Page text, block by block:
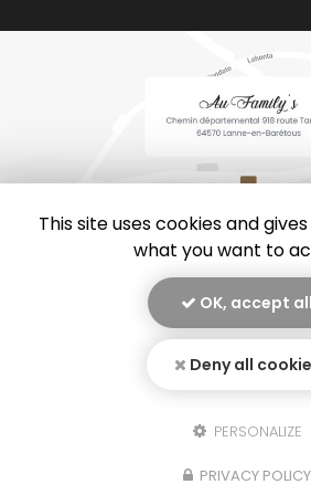
En savoir +
Notre savoir-faire : Restaurant à
- Plan du site-
Demande de Devis
This site uses cookies and
what you want to
OK, accept all
Deny all
PERSONALIZE
PRIVACY POLICY